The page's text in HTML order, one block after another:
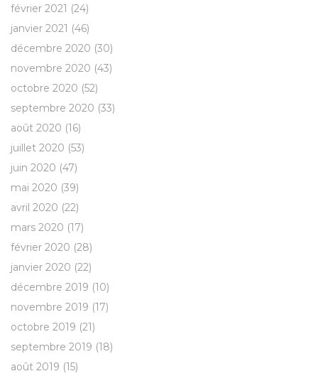
février 2021 (24)
janvier 2021 (46)
décembre 2020 (30)
novembre 2020 (43)
octobre 2020 (52)
septembre 2020 (33)
août 2020 (16)
juillet 2020 (53)
juin 2020 (47)
mai 2020 (39)
avril 2020 (22)
mars 2020 (17)
février 2020 (28)
janvier 2020 (22)
décembre 2019 (10)
novembre 2019 (17)
octobre 2019 (21)
septembre 2019 (18)
août 2019 (15)